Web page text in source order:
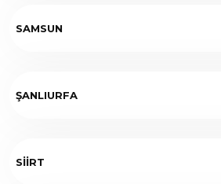
SAMSUN
ŞANLIURFA
SİİRT